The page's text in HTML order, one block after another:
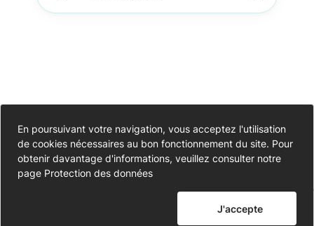
Se souvenir de
moi
Mot de passe
oublié ?
Accessibilité
Partiellement conforme
Données personnelles
En poursuivant votre navigation, vous acceptez l'utilisation
de cookies nécessaires au bon fonctionnement du site. Pour
obtenir davantage d'informations, veuillez consulter notre
page Protection des données
J'accepte